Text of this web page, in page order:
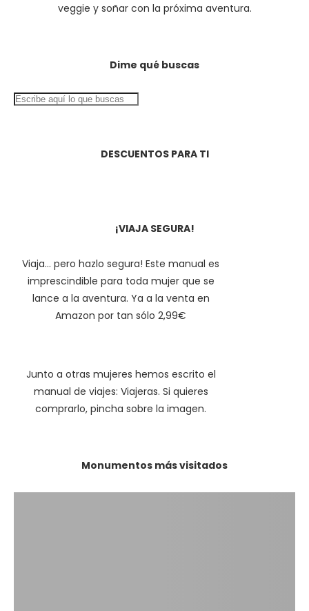
veggie y soñar con la próxima aventura.
Dime qué buscas
DESCUENTOS PARA TI
¡VIAJA SEGURA!
Viaja... pero hazlo segura! Este manual es
imprescindible para toda mujer que se
lance a la aventura. Ya a la venta en
Amazon por tan sólo 2,99€
Junto a otras mujeres hemos escrito el
manual de viajes: Viajeras. Si quieres
comprarlo, pincha sobre la imagen.
Monumentos más visitados